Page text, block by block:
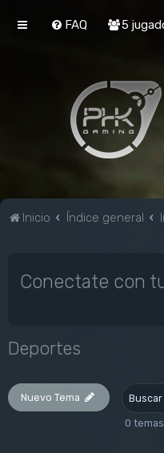
FAQ 5
Inicio Índice general
Conectate con
Deportes
Nuevo Tema
0 temas